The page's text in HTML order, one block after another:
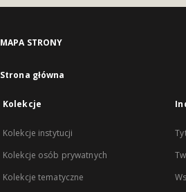
MAPA STRONY
Strona główna
Kolekcje
Kolekcje instytucji
Kolekcje osób prywatnych
Kolekcje tematyczne